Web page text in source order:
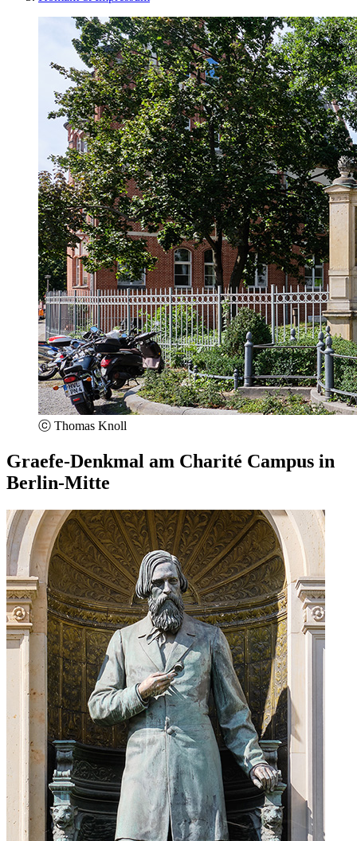
ⓒ Thomas Knoll
Graefe-Denkmal am Charité Campus in
Berlin-Mitte